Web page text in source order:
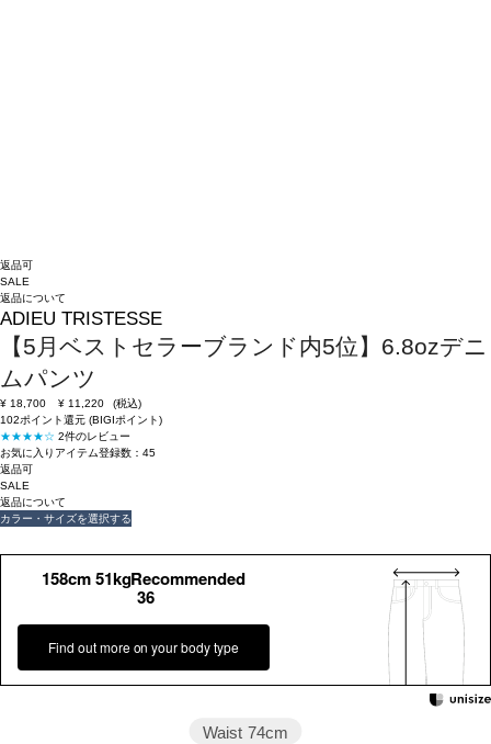
返品可
SALE
返品について
ADIEU TRISTESSE
【5月ベストセラーブランド内5位】6.8ozデニ
ムパンツ
¥ 18,700 ¥ 11,220
(税込)
102ポイント還元 (BIGIポイント)
★★★★☆ 2件のレビュー
お気に入りアイテム登録数： 45
返品可
SALE
返品について
カラー・サイズを選択する
158cm 51kgRecommended
36
Find out more on your body type
Waist 74cm